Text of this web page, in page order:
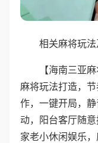
相关麻将玩
【海南三亚
麻将玩法打造，
作，一键开局，
动，阳台客厅随
家老小休闲娱乐，